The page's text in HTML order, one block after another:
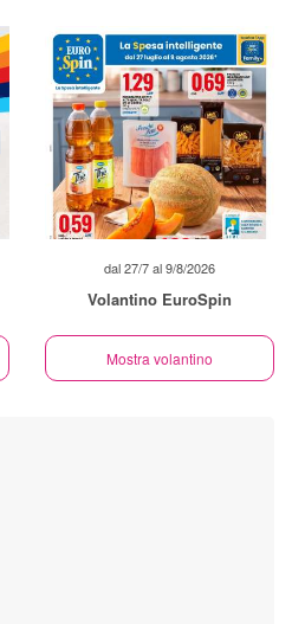
dal 27/7 al 9/8/2026
Volantino EuroSpin
Mostra volantino